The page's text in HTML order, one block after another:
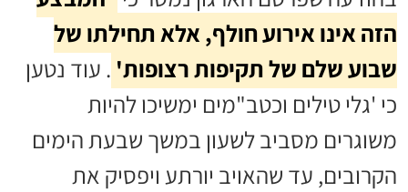
הזה אינו אירוע חולף, אלא תחילתו של
שבוע שלם של תקיפות רצופות' . עוד נטען
כי 'גלי טילים וכטב"מים ימשיכו להיות
משוגרים מסביב לשעון במשך שבעת הימים
הקרובים, עד שהאויב יורתע ויפסיק את